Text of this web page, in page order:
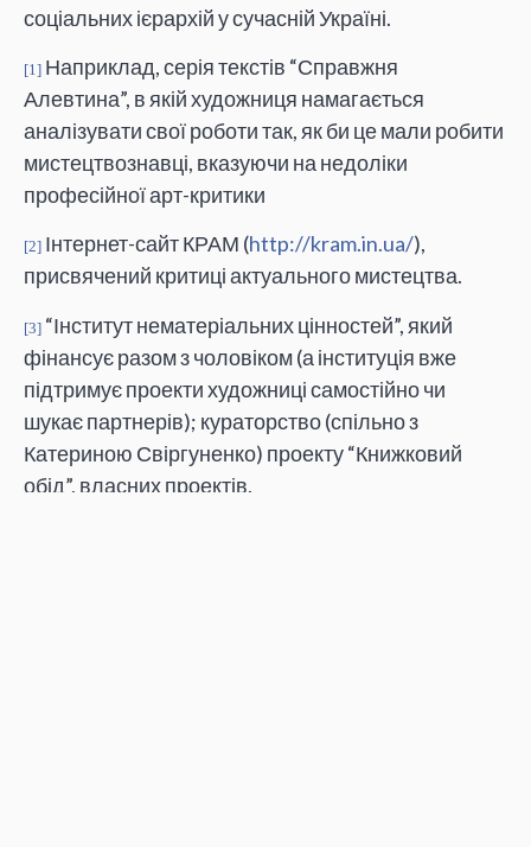
соціальних ієрархій у сучасній Україні.
[1] Наприклад, серія текстів “Справжня
Алевтина”, в якій художниця намагається
аналізувати свої роботи так, як би це мали робити
мистецтвознавці, вказуючи на недоліки
професійної арт-критики
[2] Інтернет-сайт КРАМ (http://kram.in.ua/),
присвячений критиці актуального мистецтва.
[3] “Інститут нематеріальних цінностей”, який
фінансує разом з чоловіком (а інституція вже
підтримує проекти художниці самостійно чи
шукає партнерів); кураторство (спільно з
Катериною Свіргуненко) проекту “Книжковий
обід”, власних проектів.